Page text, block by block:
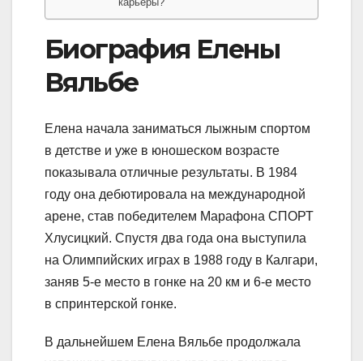
Биография Елены
Вяльбе
Елена начала заниматься лыжным спортом
в детстве и уже в юношеском возрасте
показывала отличные результаты. В 1984
году она дебютировала на международной
арене, став победителем Марафона СПОРТ
Хлусицкий. Спустя два года она выступила
на Олимпийских играх в 1988 году в Калгари,
заняв 5-е место в гонке на 20 км и 6-е место
в спринтерской гонке.
В дальнейшем Елена Вяльбе продолжала